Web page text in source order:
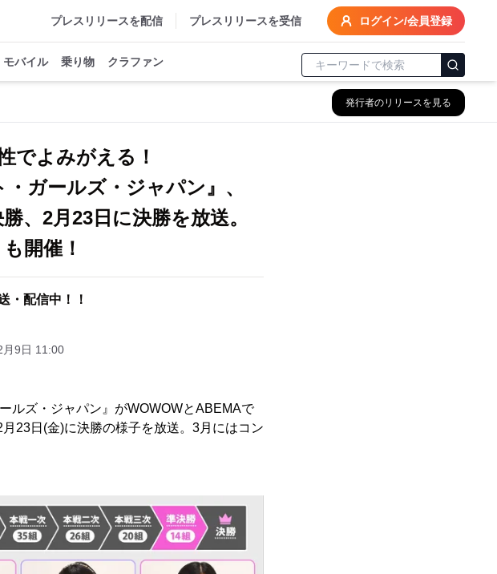
プレスリリースを配信 プレスリリースを受信 ログイン/会員登録
モバイル 乗り物 クラファン
発行者のリリースを見る
でよみがえる！
ガールズ・ジャパン』、
、2月23日に決勝を放送。
開催！
・配信中！！
月9日 11:00
ルズ・ジャパン』がWOWOWとABEMAで
23日(金)に決勝の様子を放送。3月にはコン